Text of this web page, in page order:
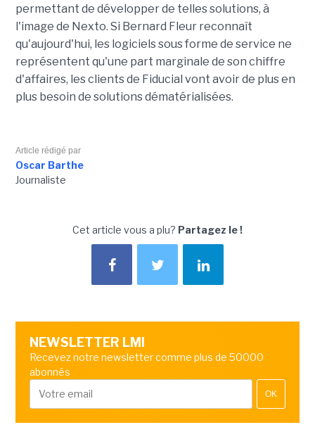
permettant de développer de telles solutions, à
l'image de Nexto. Si Bernard Fleur reconnaît
qu'aujourd'hui, les logiciels sous forme de service ne
représentent qu'une part marginale de son chiffre
d'affaires, les clients de Fiducial vont avoir de plus en
plus besoin de solutions dématérialisées.
Article rédigé par
Oscar Barthe
Journaliste
Cet article vous a plu? Partagez le !
NEWSLETTER LMI
Recevez notre newsletter comme plus de 50000
abonnés
OK